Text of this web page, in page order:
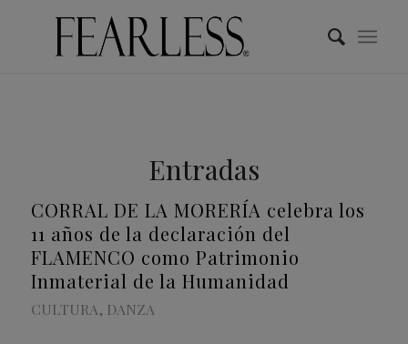
Entradas
CORRAL DE LA MORERÍA celebra los
11 años de la declaración del
FLAMENCO como Patrimonio
Inmaterial de la Humanidad
CULTURA, DANZA